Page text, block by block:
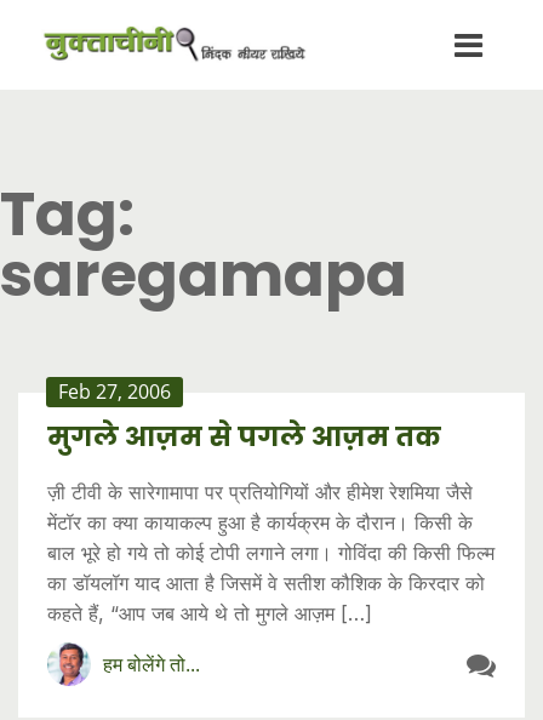
Tag:
saregamapa
Feb 27, 2006
मुगले आज़म से पगले आज़म तक
ज़ी टीवी के सारेगामापा पर प्रतियोगियों और हीमेश रेशमिया जैसे
मेंटॉर का क्या कायाकल्प हुआ है कार्यक्रम के दौरान। किसी के
बाल भूरे हो गये तो कोई टोपी लगाने लगा। गोविंदा की किसी फिल्म
का डॉयलॉग याद आता है जिसमें वे सतीश कौशिक के किरदार को
कहते हैं, “आप जब आये थे तो मुगले आज़म […]
हम बोलेंगे तो...